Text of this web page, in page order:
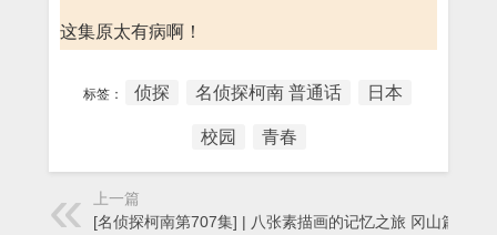
这集原太有病啊！
标签： 侦探 名侦探柯南 普通话 日本
校园 青春
上一篇
[名侦探柯南第707集] | 八张素描画的记忆之旅 冈山篇 - 动